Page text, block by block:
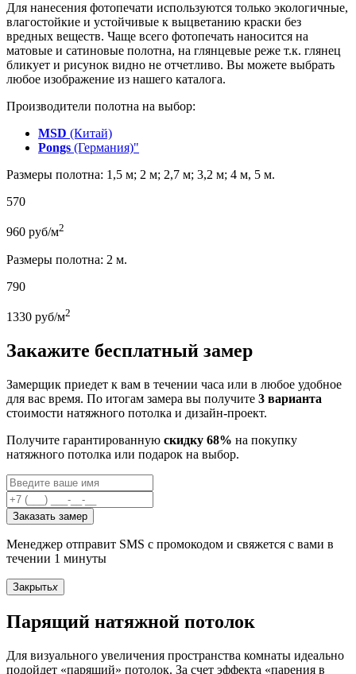
Для нанесения фотопечати используются только экологичные,
влагостойкие и устойчивые к выцветанию краски без
вредных веществ. Чаще всего фотопечать наносится на
матовые и сатиновые полотна, на глянцевые реже т.к. глянец
бликует и рисунок видно не отчетливо. Вы можете выбрать
любое изображение из нашего каталога.
Производители полотна на выбор:
MSD (Китай)
Pongs (Германия)"
Размеры полотна: 1,5 м; 2 м; 2,7 м; 3,2 м; 4 м, 5 м.
570
960 руб/м2
Размеры полотна: 2 м.
790
1330 руб/м2
Закажите бесплатный замер
Замерщик приедет к вам в течении часа или в любое удобное
для вас время. По итогам замера вы получите 3 варианта
стоимости натяжного потолка и дизайн-проект.
Получите гарантированную скидку 68% на покупку
натяжного потолка или подарок на выбор.
Заказать замер
Менеджер отправит SMS с промокодом и свяжется с вами в
течении 1 минуты
Закрытьx
Парящий натяжной потолок
Для визуального увеличения пространства комнаты идеально
подойдет «парящий» потолок. За счет эффекта «парения в